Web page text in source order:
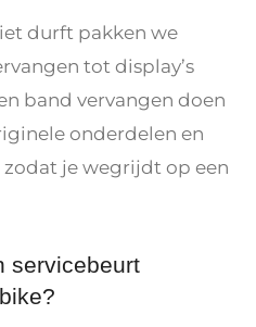
durft pakken we
tot display’s
band vervangen doen
onderdelen en
je wegrijdt op een
servicebeurt